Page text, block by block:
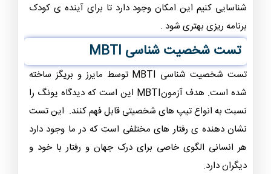
شناسایی کنیم این امکان وجود دارد تا برای آینده ی کودک
برنامه ریزی بهتری شود .
تست شخصیت شناسی MBTI
تست شخصیت شناسی MBTI توسط مایرز و بریگز ساخته
شده است. هدف آزمونMBTI این است که دیدگاه یونگ را
نسبت به انواع تیپ های شخصیتی قابل فهم کنند. این تست
نشان دهنده ی رفتار های مختلفی است که در ما وجود دارد
هر انسانی الگوی خاصی برای درک جهان و رفتار با خود و
دیگران دارد.